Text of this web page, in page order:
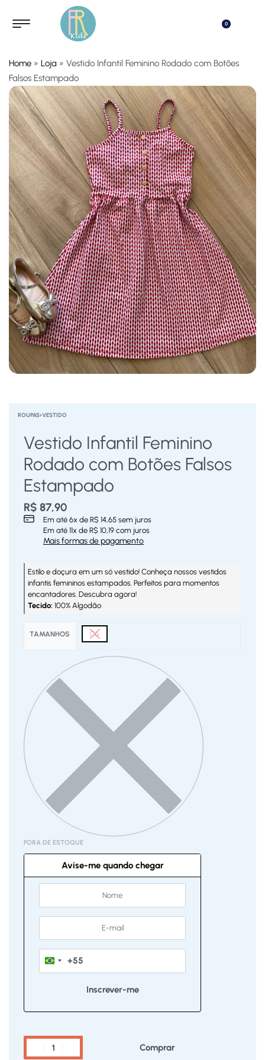
0
Home » Loja » Vestido Infantil Feminino Rodado com Botões
Falsos Estampado
ROUPAS›VESTIDO
Vestido Infantil Feminino
Rodado com Botões Falsos
Estampado
R$ 87,90
Em até 6x de R$ 14,65 sem juros
Em até 11x de R$ 10,19 com juros
Mais formas de pagamento
Estilo e doçura em um só vestido! Conheça nossos vestidos
infantis femininos estampados. Perfeitos para momentos
encantadores. Descubra agora!
Tecido: 100% Algodão
TAMANHOS 06
FORA DE ESTOQUE
Avise-me quando chegar
Brazil
+55
+55
Comprar